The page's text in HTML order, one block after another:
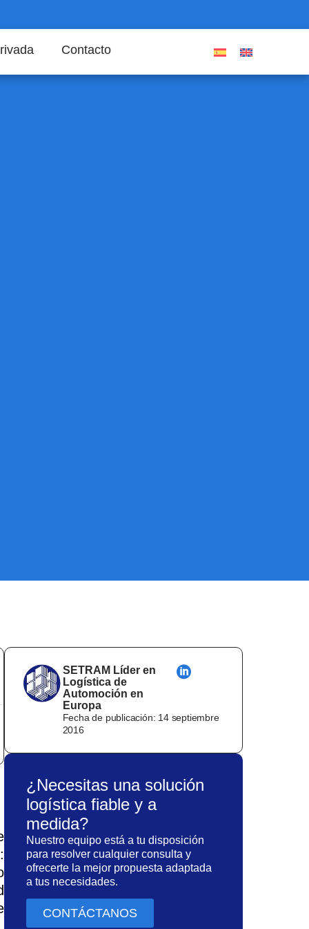
Contacto
SETRAM Líder en
Logística de
Automoción en
Europa
Fecha de publicación: 14 septiembre
2016
¿Necesitas una solución
logística fiable y a
medida?
Nuestro equipo está a tu disposición
para resolver cualquier consulta y
ofrecerte la mejor propuesta adaptada
a tus necesidades.
CONTÁCTANOS